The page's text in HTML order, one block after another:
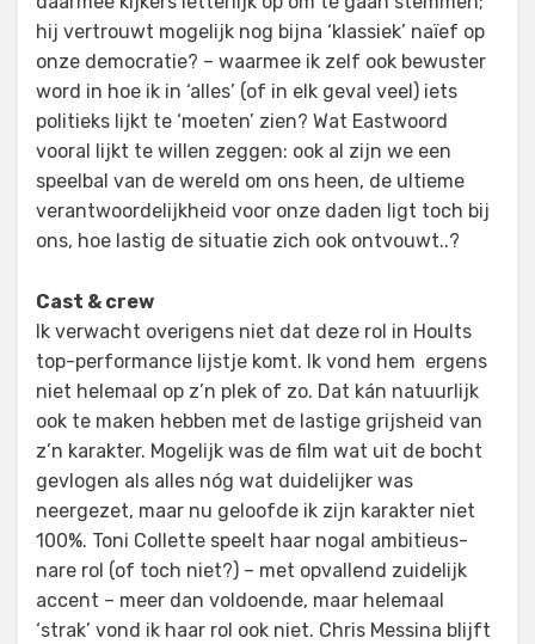
hij vertrouwt mogelijk nog bijna ‘klassiek’ naïef op
onze democratie? – waarmee ik zelf ook bewuster
word in hoe ik in ‘alles’ (of in elk geval veel) iets
politieks lijkt te ‘moeten’ zien? Wat Eastwoord
vooral lijkt te willen zeggen: ook al zijn we een
speelbal van de wereld om ons heen, de ultieme
verantwoordelijkheid voor onze daden ligt toch bij
ons, hoe lastig de situatie zich ook ontvouwt..?
Cast & crew
Ik verwacht overigens niet dat deze rol in Hoults
top-performance lijstje komt. Ik vond hem ergens
niet helemaal op z’n plek of zo. Dat kán natuurlijk
ook te maken hebben met de lastige grijsheid van
z’n karakter. Mogelijk was de film wat uit de bocht
gevlogen als alles nóg wat duidelijker was
neergezet, maar nu geloofde ik zijn karakter niet
100%. Toni Collette speelt haar nogal ambitieus-
nare rol (of toch niet?) – met opvallend zuidelijk
accent – meer dan voldoende, maar helemaal
‘strak’ vond ik haar rol ook niet. Chris Messina blijft